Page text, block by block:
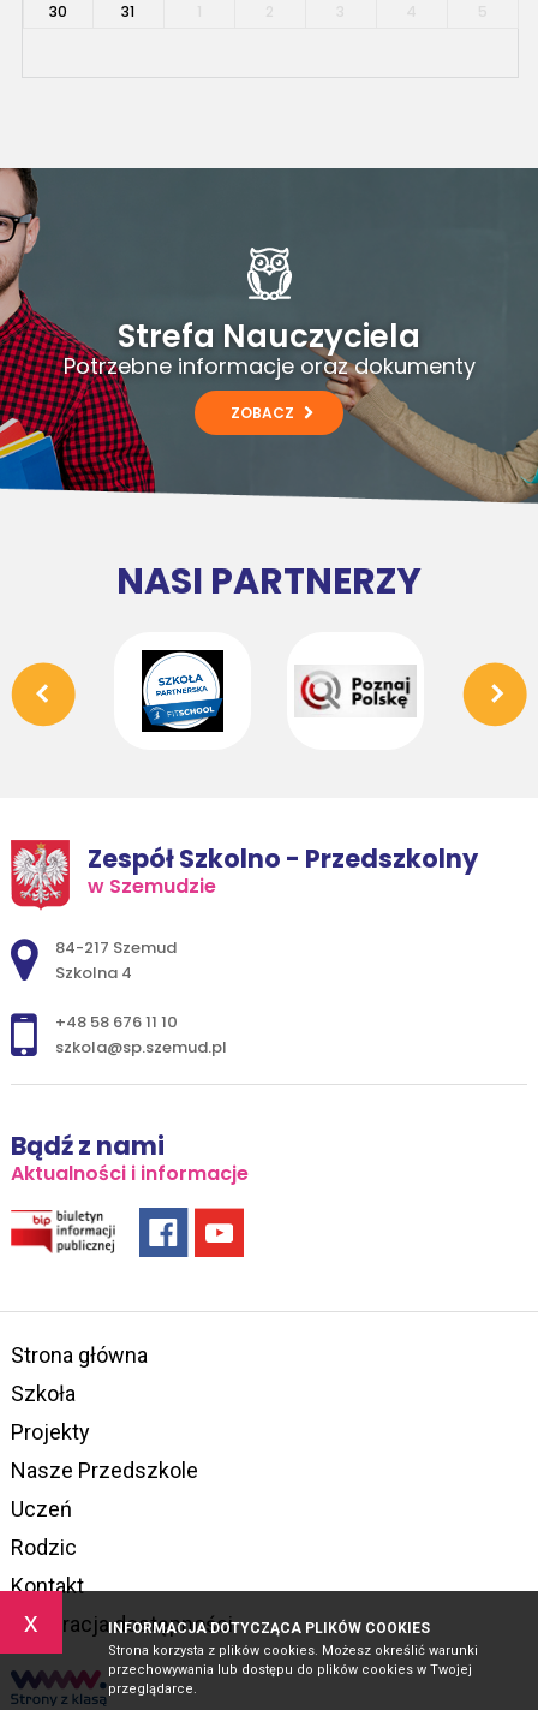
x INFORMACJA DOTYCZĄCA PLIKÓW COOKIES
Strona korzysta z plików cookies. Możesz określić warunki
przechowywania lub dostępu do plików cookies w Twojej
przeglądarce.
30
31
Strefa Nauczyciela
Potrzebne informacje oraz dokumenty
ZOBACZ
NASI PARTNERZY
Zespół Szkolno - Przedszkolny
w Szemudzie
Adres pocztowy:
84-217 Szemud
Szkolna 4
+48 58 676 11 10
szkola@sp.szemud.pl
Bądź z nami
Aktualności i informacje
Strona główna
Szkoła
Projekty
Nasze Przedszkole
Uczeń
Rodzic
Kontakt
Deklaracja dostępności